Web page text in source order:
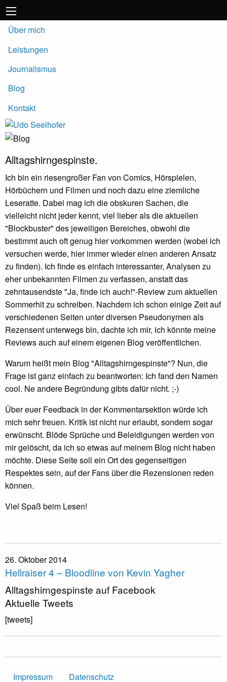
Über mich
Leistungen
Journalismus
Blog
Kontakt
Alltagshirngespinste.
Ich bin ein riesengroßer Fan von Comics, Hörspielen,
Hörbüchern und Filmen und noch dazu eine ziemliche
Leseratte. Dabei mag ich die obskuren Sachen, die
vielleicht nicht jeder kennt, viel lieber als die aktuellen
"Blockbuster" des jeweiligen Bereiches, obwohl die
bestimmt auch oft genug hier vorkommen werden (wobei ich
versuchen werde, hier immer wieder einen anderen Ansatz
zu finden). Ich finde es einfach interessanter, Analysen zu
eher unbekannten Filmen zu verfassen, anstatt das
zehntausendste "Ja, finde ich auch!"-Review zum aktuellen
Sommerhit zu schreiben. Nachdem ich schon einige Zeit auf
verschiedenen Seiten unter diversen Pseudonymen als
Rezensent unterwegs bin, dachte ich mir, ich könnte meine
Reviews auch auf einem eigenen Blog veröffentlichen.
Warum heißt mein Blog "Alltagshirngespinste"? Nun, die
Frage ist ganz einfach zu beantworten: Ich fand den Namen
cool. Ne andere Begründung gibts dafür nicht. ;-)
Über euer Feedback in der Kommentarsektion würde ich
mich sehr freuen. Kritik ist nicht nur erlaubt, sondern sogar
erwünscht. Blöde Sprüche und Beleidigungen werden von
mir gelöscht, da ich so etwas auf meinem Blog nicht haben
möchte. Diese Seite soll ein Ort des gegenseitigen
Respektes sein, auf der Fans über die Rezensionen reden
können.
Viel Spaß beim Lesen!
26. Oktober 2014
Hellraiser 4 – Bloodline von Kevin Yagher
Alltagshirngespinste auf Facebook
Aktuelle Tweets
[tweets]
Impressum Datenschutz